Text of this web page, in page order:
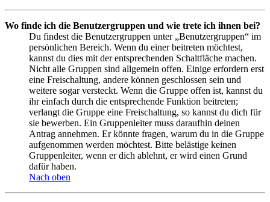
Wo finde ich die Benutzergruppen und wie trete ich ihnen bei?
Du findest die Benutzergruppen unter „Benutzergruppen“ im
persönlichen Bereich. Wenn du einer beitreten möchtest,
kannst du dies mit der entsprechenden Schaltfläche machen.
Nicht alle Gruppen sind allgemein offen. Einige erfordern erst
eine Freischaltung, andere können geschlossen sein und
weitere sogar versteckt. Wenn die Gruppe offen ist, kannst du
ihr einfach durch die entsprechende Funktion beitreten;
verlangt die Gruppe eine Freischaltung, so kannst du dich für
sie bewerben. Ein Gruppenleiter muss daraufhin deinen
Antrag annehmen. Er könnte fragen, warum du in die Gruppe
aufgenommen werden möchtest. Bitte belästige keinen
Gruppenleiter, wenn er dich ablehnt, er wird einen Grund
dafür haben.
Nach oben